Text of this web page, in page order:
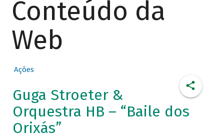
Conteúdo da
Web
Ações
Guga Stroeter &
Orquestra HB – “Baile dos
Orixás”